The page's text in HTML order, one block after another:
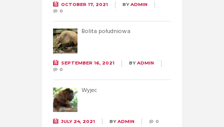
OCTOBER 17, 2021 BYADMIN
0
Bolita południowa
SEPTEMBER 16, 2021 BYADMIN
0
Wyjec
JULY 24, 2021 BYADMIN 0